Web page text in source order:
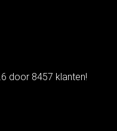
door 8457 klanten!